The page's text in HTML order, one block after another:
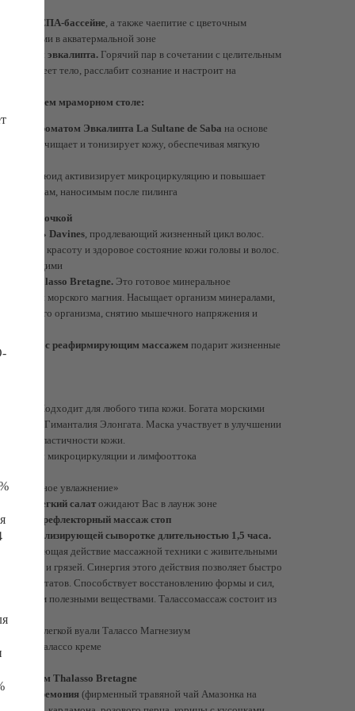
СПА-бассейне , а также чаепитие с цветочным
в акватермальной зоне
эвкалипта. Горячий пар в сочетании с целительным
прогреет тело, расслабит сознание и настроит на
на горячем мраморном столе:
с ароматом Эвкалипта La Sultane de Saba на основе
очищает и тонизирует кожу, обеспечивая мягкую
Флюид активизирует микроциркуляцию и повышает
наносимым после пилинга
ванночкой
Davines , продлевающий жизненный цикл волос.
красоту и здоровое состояние кожи головы и волос.
блестящими
Thalasso Bretagne. Это готовое минеральное
морского магния. Насыщает организм минералами,
всего организма, снятию мышечного напряжения и
с реафирмирующим массажем подарит жизненные
Подходит для любого типа кожи. Богата морскими
Гиманталия Элонгата. Маска участвует в улучшении
эластичности кожи.
микроциркуляции и лимфооттока
увлажнение»
+ легкий салатожидают Вас в лаунж зоне
рефлекторный массаж стоп
минерализирующей сыворотке длительностью 1,5 часа.
сочетающая действие массажной техники с живительными
и грязей. Синергия этого действия позволяет быстро
результатов. Способствует восстановлению формы и сил,
полезными веществами. Талассомассаж состоит из
в виде легкой вуали Талассо Магнезиум
на талассо креме
молочком Thalasso Bretagne
церемония(фирменный травяной чай Амазонка на